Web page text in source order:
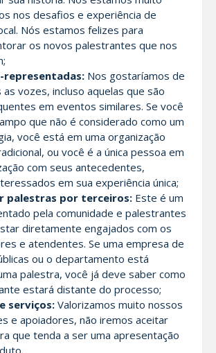
nos desafios e experiência de
Nós estamos felizes para
os novos palestrantes que nos
representadas: Nos gostaríamos de
vozes, incluso aquelas que são
em eventos similares. Se você
que não é considerado como um
você está em uma organização
ou você é a única pessoa em
com seus antecedentes,
em sua experiência única;
palestras por terceiros: Este é um
pela comunidade e palestrantes
diretamente engajados com os
e atendentes. Se uma empresa de
ou o departamento está
palestra, você já deve saber como
estará distante do processo;
serviços: Valorizamos muito nossos
e apoiadores, não iremos aceitar
que tenda a ser uma apresentação